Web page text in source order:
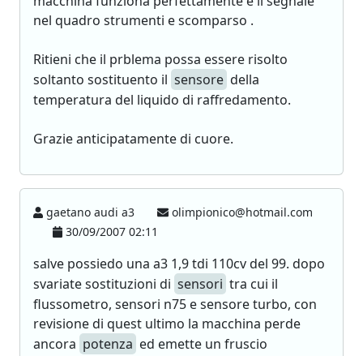
nel quadro strumenti e scomparso .
Ritieni che il prblema possa essere risolto
soltanto sostituento il sensore della
temperatura del liquido di raffredamento.
Grazie anticipatamente di cuore.
gaetano audi a3
olimpionico@hotmail.com
30/09/2007 02:11
salve possiedo una a3 1,9 tdi 110cv del 99. dopo
svariate sostituzioni di sensori tra cui il
flussometro, sensori n75 e sensore turbo, con
revisione di quest ultimo la macchina perde
ancora potenza ed emette un fruscio